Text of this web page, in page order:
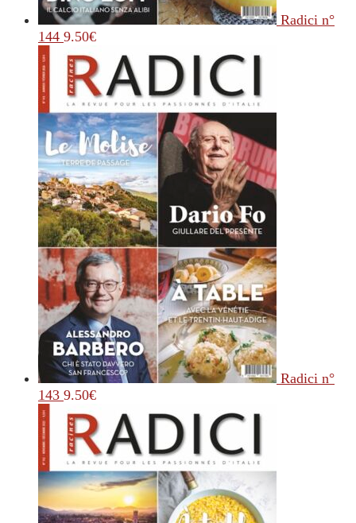
Radici n°
144 9.50€
Radici n°
143 9.50€